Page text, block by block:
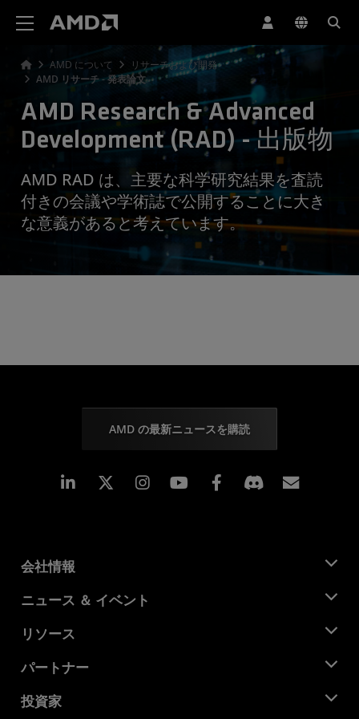
AMD について
リサーチおよび開発
AMD リサーチ - 発表論文
AMD Research & Advanced
Development (RAD) - 出版物
AMD RAD は、主要な科学研究結果を査読
付きの会議や学術誌で公開することに大き
な意義があると考えています。
AMD の最新ニュースを購読
Linkedin Instagram Facebook
会社情報
AMD について
企業責任
キャリア
お問い合わせ
ニュース ＆ イベント
ニュースルーム
メディア ライブラリ
リソース
デベロッパー セントラル
ケース スタディ
パートナー
AMD パートナー ハブ
投資家